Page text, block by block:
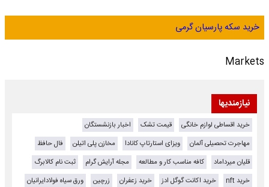
خرید سکه پارسیان گرمی
Markets
نیازمندیها
خرید اقساطی لوازم خانگی قیمت تشک
اخبار بازنشستگان
مهاجرت تحصیلی آلمان
ویزای استارتاپ کانادا مخازن پلی اتیلن
فال حافظ
قلیان میرداماد
کافه مناسب کار و مطالعه مجله آرایش گرام
ثبت نام کالابرگ
خرید nft
خرید اکانت گوگل ادز خرید زعفران زرچین
ورق سیاه فولادایرانیان